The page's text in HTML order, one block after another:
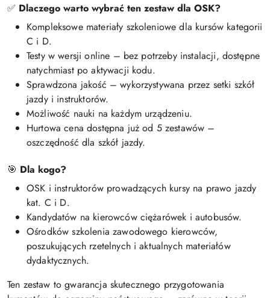
✅ Dlaczego warto wybrać ten zestaw dla OSK?
Kompleksowe materiały szkoleniowe dla kursów kategorii
C i D.
Testy w wersji online – bez potrzeby instalacji, dostępne
natychmiast po aktywacji kodu.
Sprawdzona jakość – wykorzystywana przez setki szkół
jazdy i instruktorów.
Możliwość nauki na każdym urządzeniu.
Hurtowa cena dostępna już od 5 zestawów –
oszczędność dla szkół jazdy.
🎯 Dla kogo?
OSK i instruktorów prowadzących kursy na prawo jazdy
kat. C i D.
Kandydatów na kierowców ciężarówek i autobusów.
Ośrodków szkolenia zawodowego kierowców,
poszukujących rzetelnych i aktualnych materiałów
dydaktycznych.
Ten zestaw to gwarancja skutecznego przygotowania